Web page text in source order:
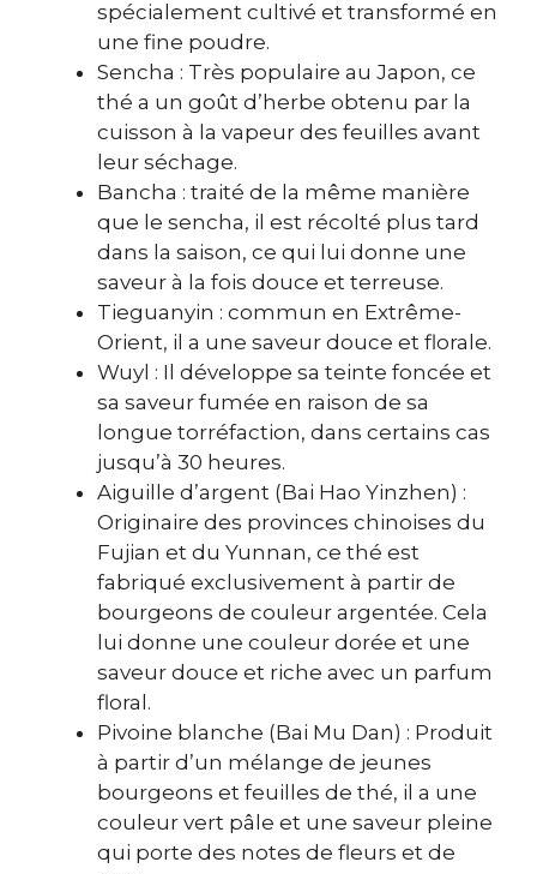
spécialement cultivé et transformé en
une fine poudre.
Sencha : Très populaire au Japon, ce
thé a un goût d’herbe obtenu par la
cuisson à la vapeur des feuilles avant
leur séchage.
Bancha : traité de la même manière
que le sencha, il est récolté plus tard
dans la saison, ce qui lui donne une
saveur à la fois douce et terreuse.
Tieguanyin : commun en Extrême-
Orient, il a une saveur douce et florale.
Wuyl : Il développe sa teinte foncée et
sa saveur fumée en raison de sa
longue torréfaction, dans certains cas
jusqu’à 30 heures.
Aiguille d’argent (Bai Hao Yinzhen) :
Originaire des provinces chinoises du
Fujian et du Yunnan, ce thé est
fabriqué exclusivement à partir de
bourgeons de couleur argentée. Cela
lui donne une couleur dorée et une
saveur douce et riche avec un parfum
floral.
Pivoine blanche (Bai Mu Dan) : Produit
à partir d’un mélange de jeunes
bourgeons et feuilles de thé, il a une
couleur vert pâle et une saveur pleine
qui porte des notes de fleurs et de